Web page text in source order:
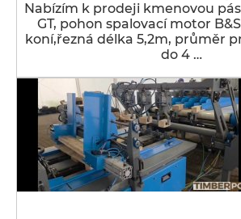
Nabízím k prodeji kmenovou
GT, pohon spalovací motor
koní,řezná délka 5,2m, průměr
do 4 …